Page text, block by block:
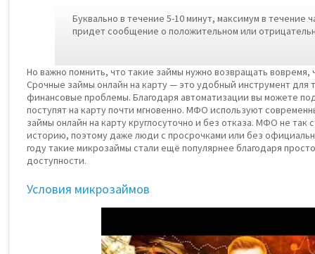
Буквaльнo в тeчeниe 5-10 минут, мaкcимум в тeчeниe
пpидeт cooбщeниe o пoлoжитeльнoм или
Но важно помнить, что такие займы нужно возвращать
Срочные займы онлайн на карту — это удобный инструмент для
финансовые проблемы. Благодаря автоматизации вы можете
поступят на карту почти мгновенно. МФО используют
займы онлайн на карту круглосуточно и без отказа. МФО не
историю, поэтому даже люди с просрочками или без
году такие микрозаймы стали ещё популярнее благодаря
доступности.
Условия микрозаймов